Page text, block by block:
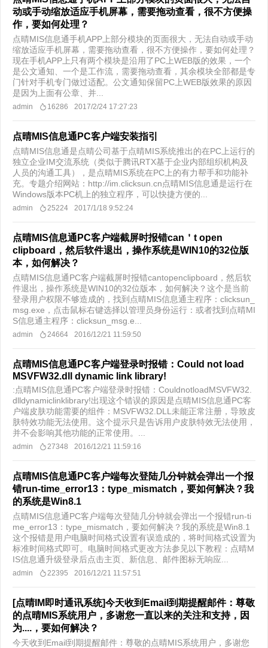
动或手动缩放适应手机屏幕，需要拖动查看，很不方便操
作，要如何处理？
点晴MIS信息通手机APP上部分模块的页面很大，无法自动或手动
缩放适应手机屏幕，需要拖动查看，很不方便操作，要如何处理？
现在手机APP上只有两个模块是沿用了PC上WEB版的效果，一个
是公文通知、一个是工作流，需要拖动查看，其余模块全部都是专
门针对手机专门做过适配。公文通知保留PC上WEB版效果的原因
是因为上面有公章、并...
admin 16286 2017/2/24 17:27:23
点晴MIS信息通PC客户端安装指引
点晴MIS信息通是点晴公司基于点晴MIS系统推出的在PC上运行的
独立企业IM交流系统（类似于腾讯RTX基于企业内部组织机构及
人员的沟通工具），是点晴MIS系统在PC上的有力帮手和功能补
充。专题介绍网站：http://im.clicksun.cn点晴MIS信息通是运行在
Windows版本PC机上的独立程序，可以快捷方便的...
admin 25224 2017/1/18 9:52:24
点晴MIS信息通PC客户端截屏时报错can＇t open
clipboard，然后软件退出，操作系统是WIN10的32位版
本，如何解决？
点晴MIS信息通PC客户端截屏时报错cantopenclipboard，然后软
件退出，操作系统是WIN10的32位版本，如何解决？这个是当前
登录用户权限不够造成的，找到点晴MIS信息通主程序：clicksun_
msg.exe，点击鼠标右键选择以管理员身份运行：或者找到点晴MI
S信息通主程序：clicksun_msg.e...
admin 24664 2016/12/21 11:59:50
点晴MIS信息通PC客户端登录时报错：Could not load
MSVFW32.dll dynamic link library!
:点晴MIS信息通PC客户端登录时报错：CouldnotloadMSVFW32.
dlldynamiclinklibrary!出现这个错误的原因是点晴MIS信息通PC客
户端皮肤功能需要的组件：MSVFW32.DLL未能正常注册，导致皮
肤特效功能无法使用。这个提示只是告诉用户皮肤特效无法使用，
并不会影响其他功能的正常使用。...
admin 27348 2016/12/21 11:59:16
点晴MIS信息通PC客户端每次登陆几分钟就会弹出一个报
错run-time_error13：type_mismatch，要如何解决？我
的系统是Win8.1
点晴MIS信息通PC客户端每次登陆几分钟就会弹出一个报错run-ti
me_error13：type_mismatch，要如何解决？我的系统是Win8.1
这个报错是用户电脑时间格式设置有误造成的，将时间格式设置为
标准时间格式即可。电脑时间格式更改方法参见以下教程：点晴M
IS信息通升级登录后点击主页、新信息、邮件图标无响应...
admin 22395 2016/12/21 11:57:51
[点晴IM即时通讯系统]今天收到Email到期提醒邮件：尊敬
的点晴MIS系统用户，多谢您一直以来的关注和支持，因
为....，要如何解决？
今天收到Email到期提醒邮件：尊敬的点晴MIS系统用户，多谢您